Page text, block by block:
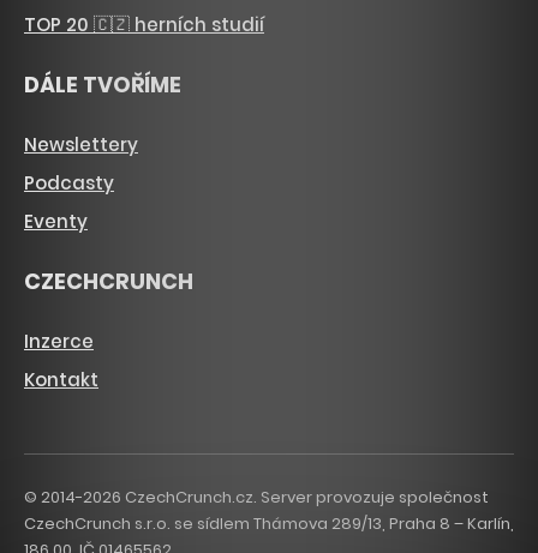
TOP 20 🇨🇿 herních studií
DÁLE TVOŘÍME
Newslettery
Podcasty
Eventy
CZECHCRUNCH
Inzerce
Kontakt
© 2014-2026 CzechCrunch.cz. Server provozuje společnost
CzechCrunch s.r.o. se sídlem Thámova 289/13, Praha 8 – Karlín,